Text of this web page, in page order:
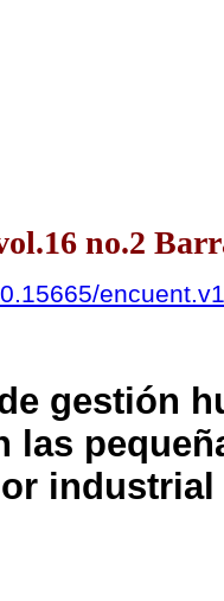
no.2
gestión
las
industrial